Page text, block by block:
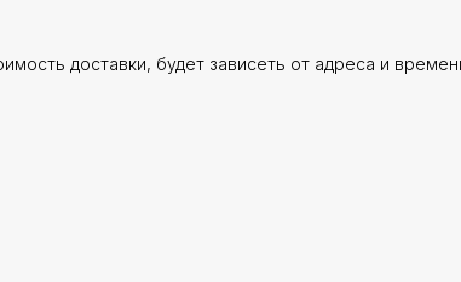
доставки, будет зависеть от адреса и